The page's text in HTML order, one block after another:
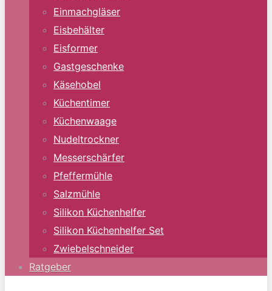
Einmachgläser
Eisbehälter
Eisformer
Gastgeschenke
Käsehobel
Küchentimer
Küchenwaage
Nudeltrockner
Messerschärfer
Pfeffermühle
Salzmühle
Silikon Küchenhelfer
Silikon Küchenhelfer Set
Zwiebelschneider
Ratgeber